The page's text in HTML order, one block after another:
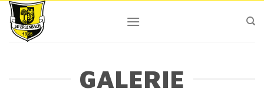
Skip
content
GALERIE